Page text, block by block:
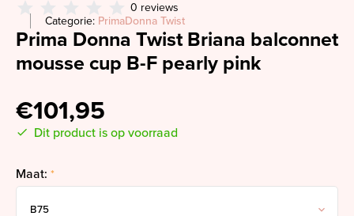
0 reviews
Categorie: PrimaDonna Twist
Prima Donna Twist Briana balconnet
mousse cup B-F pearly pink
€101,95
Dit product is op voorraad
Maat: *